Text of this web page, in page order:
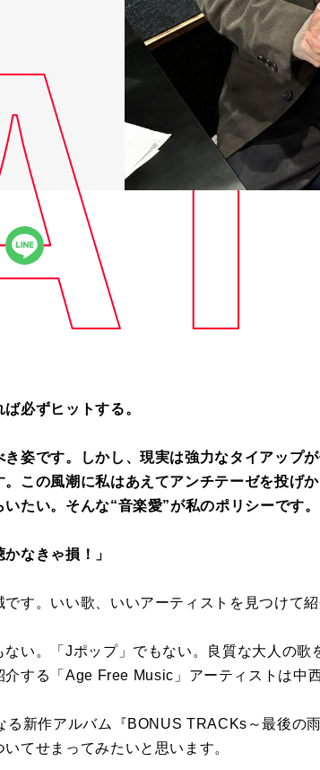
必ずヒットする。
き姿です。しかし、現実は強力なタイアップ
この風潮に私はあえてアンチテーゼを投げ
たい。そんな“音楽愛”が私のポリシーです。
なきゃ損！」
す。いい歌、いいアーティストを見つけて
い。「 Jポップ」でもない。良質な大人の歌
する「 Age Free Music 」アーティストは中
る新作アルバム『BONUS TRACKs ～最後の雨
てせまってみたいと思います。